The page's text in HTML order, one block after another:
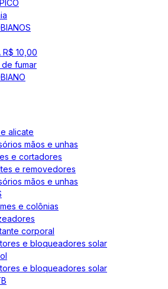
R$ 10,00
de fumar
alicate
mãos e unhas
e cortadores
e removedores
mãos e unhas
e colônias
corporal
e bloqueadores solar
e bloqueadores solar